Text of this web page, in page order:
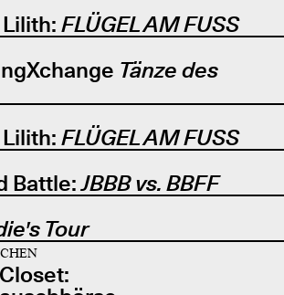
FLÜGEL AM FUSS
Tänze des
FLÜGEL AM FUSS
Battle:JBBB vs. BBFF
Tour